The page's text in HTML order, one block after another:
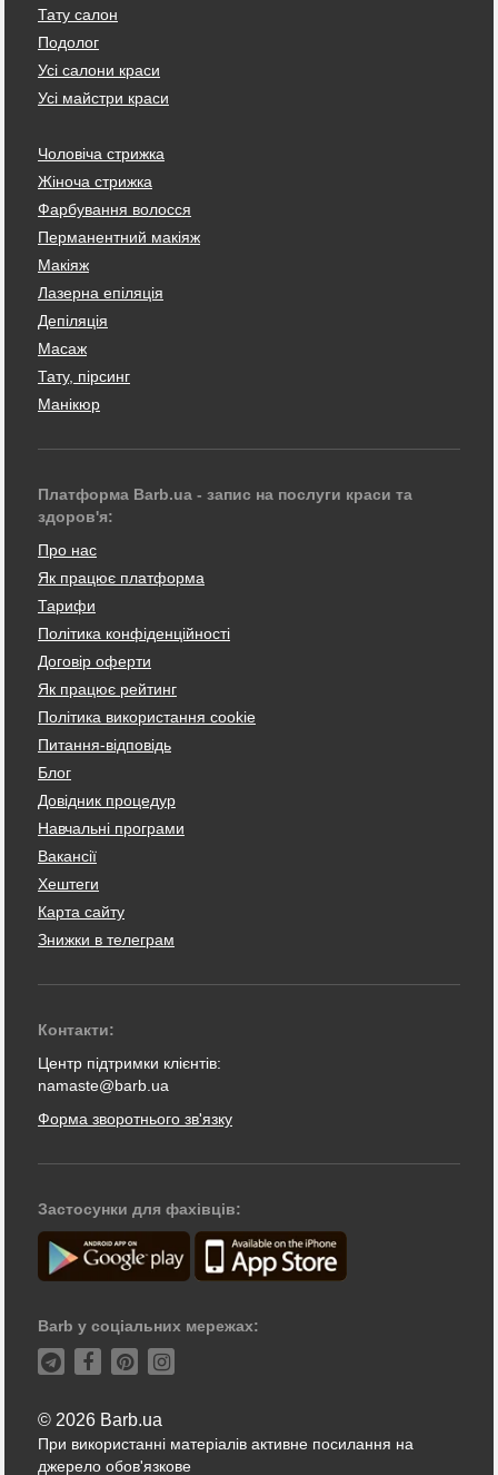
Тату салон
Подолог
Усі салони краси
Усі майстри краси
Чоловіча стрижка
Жіноча стрижка
Фарбування волосся
Перманентний макіяж
Макіяж
Лазерна епіляція
Депіляція
Масаж
Тату, пірсинг
Манікюр
Платформа Barb.ua - запис на послуги краси та
здоров'я:
Про нас
Як працює платформа
Тарифи
Політика конфіденційності
Договір оферти
Як працює рейтинг
Політика використання cookie
Питання-відповідь
Блог
Довідник процедур
Навчальні програми
Вакансії
Хештеги
Карта сайту
Знижки в телеграм
Контакти:
Центр підтримки клієнтів:
namaste@barb.ua
Форма зворотнього зв'язку
Застосунки для фахівців:
Barb у соціальних мережах:
© 2026 Barb.ua
При використанні матеріалів активне посилання на
джерело обов'язкове